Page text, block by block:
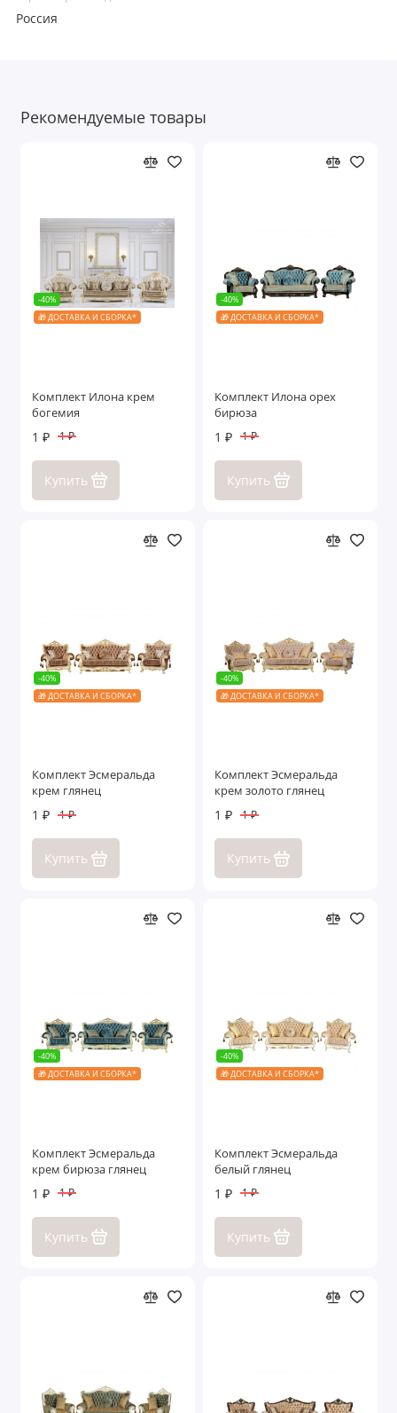
Россия
Рекомендуемые товары
-40%
🎁 ДОСТАВКА И СБОРКА*
Комплект Илона крем
богемия
1 ₽ 1 ₽
Купить
-40%
🎁 ДОСТАВКА И СБОРКА*
Комплект Илона орех
бирюза
1 ₽ 1 ₽
Купить
-40%
🎁 ДОСТАВКА И СБОРКА*
Комплект Эсмеральда
крем глянец
1 ₽ 1 ₽
Купить
-40%
🎁 ДОСТАВКА И СБОРКА*
Комплект Эсмеральда
крем золото глянец
1 ₽ 1 ₽
Купить
-40%
🎁 ДОСТАВКА И СБОРКА*
Комплект Эсмеральда
крем бирюза глянец
1 ₽ 1 ₽
Купить
-40%
🎁 ДОСТАВКА И СБОРКА*
Комплект Эсмеральда
белый глянец
1 ₽ 1 ₽
Купить